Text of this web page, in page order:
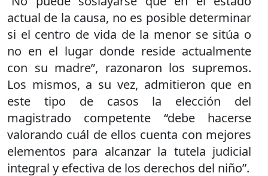
actual de la causa, no es posible determinar
si el centro de vida de la menor se sitúa o
no en el lugar donde reside actualmente
con su madre”, razonaron los supremos.
Los mismos, a su vez, admitieron que en
este tipo de casos la elección del
magistrado competente “debe hacerse
valorando cuál de ellos cuenta con mejores
elementos para alcanzar la tutela judicial
integral y efectiva de los derechos del niño”.